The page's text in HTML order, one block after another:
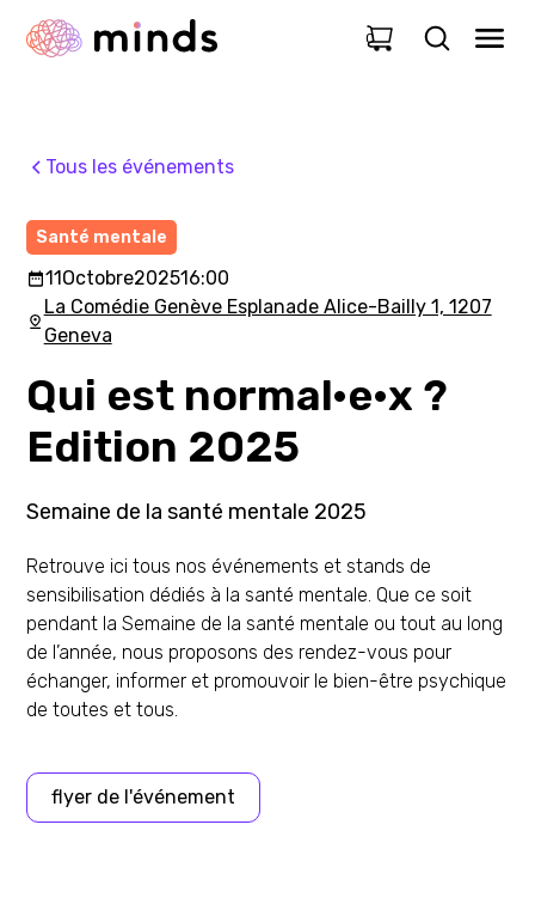
0
Tous les événements
Santé mentale
11Octobre202516:00
La Comédie Genève Esplanade Alice-Bailly 1, 1207
Geneva
Qui est normal·e·x ?
Edition 2025
Semaine de la santé mentale 2025
Retrouve ici tous nos événements et stands de
sensibilisation dédiés à la santé mentale. Que ce soit
pendant la Semaine de la santé mentale ou tout au long
de l’année, nous proposons des rendez-vous pour
échanger, informer et promouvoir le bien-être psychique
de toutes et tous.
flyer de l'événement